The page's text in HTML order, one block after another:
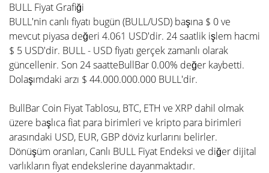
BULL Fiyat Grafiği
BULL'nin canlı fiyatı bugün (BULL/USD) başına $ 0 ve
mevcut piyasa değeri 4.061 USD'dir. 24 saatlik işlem hacmi
$ 5 USD'dir. BULL - USD fiyatı gerçek zamanlı olarak
güncellenir. Son 24 saatteBullBar 0.00% değer kaybetti.
Dolaşımdaki arzı $ 44.000.000.000 BULL'dir.
BullBar Coin Fiyat Tablosu, BTC, ETH ve XRP dahil olmak
üzere başlıca fiat para birimleri ve kripto para birimleri
arasındaki USD, EUR, GBP döviz kurlarını belirler.
Dönüşüm oranları, Canlı BULL Fiyat Endeksi ve diğer dijital
varlıkların fiyat endekslerine dayanmaktadır.